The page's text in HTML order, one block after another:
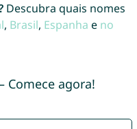
Descubra quais nomes
, Brasil, Espanha e no
Comece agora!